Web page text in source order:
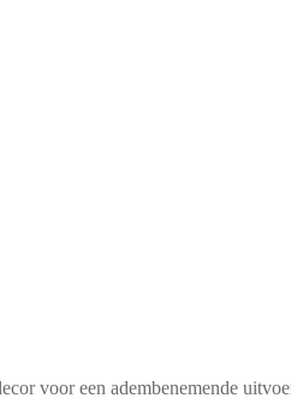
voor een adembenemende